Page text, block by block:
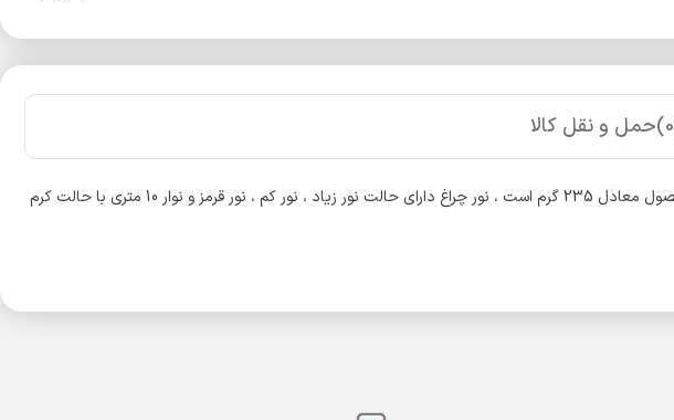
حمل و نقل کالا
XO YH13 LED نور کمپینگ نوار نور چادر رنگ نور 10M ، جنس بدنه ساخته شده از PC + ABS + رنگ لاستیکی میباشد و وزن محصول معادل 235 گرم است ، نور چراغ دارای حالت نور زیاد ، نور کم ، نور قرمز و نوار 10 متری با حالت کرم